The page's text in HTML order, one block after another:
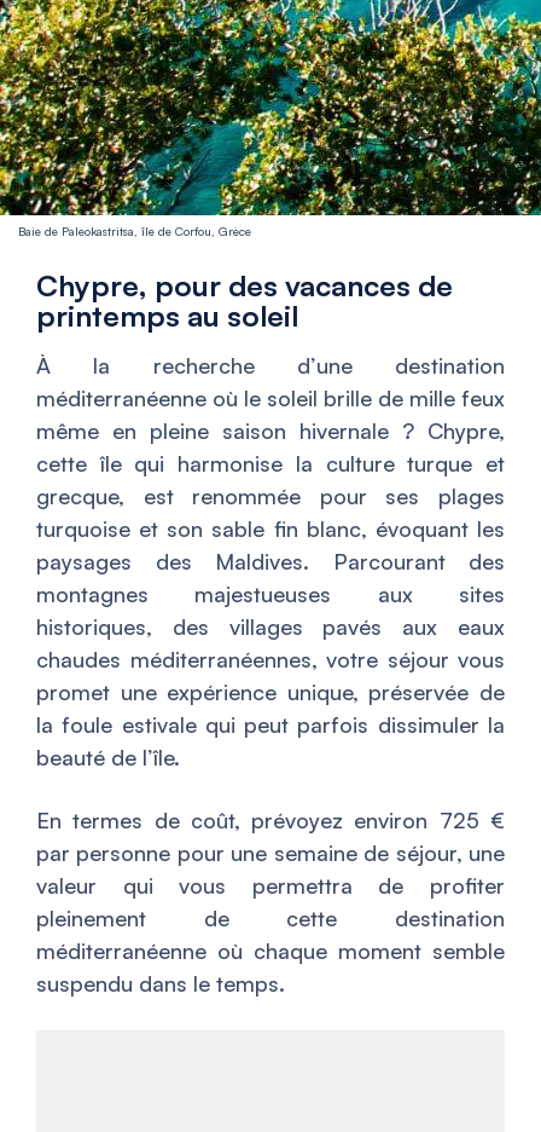
Baie de Paleokastritsa, île de Corfou, Grèce
Chypre, pour des vacances de
printemps au soleil
À la recherche d’une destination
méditerranéenne où le soleil brille de mille feux
même en pleine saison hivernale ? Chypre,
cette île qui harmonise la culture turque et
grecque, est renommée pour ses plages
turquoise et son sable fin blanc, évoquant les
paysages des Maldives. Parcourant des
montagnes majestueuses aux sites
historiques, des villages pavés aux eaux
chaudes méditerranéennes, votre séjour vous
promet une expérience unique, préservée de
la foule estivale qui peut parfois dissimuler la
beauté de l’île.
En termes de coût, prévoyez environ 725 €
par personne pour une semaine de séjour, une
valeur qui vous permettra de profiter
pleinement de cette destination
méditerranéenne où chaque moment semble
suspendu dans le temps.